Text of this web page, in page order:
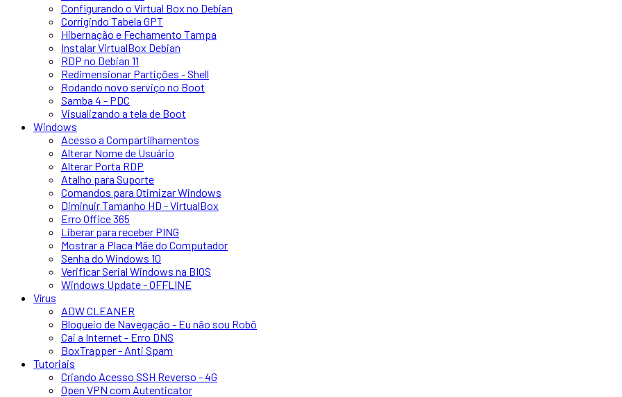
Configurando o Virtual Box no Debian
Corrigindo Tabela GPT
Hibernação e Fechamento Tampa
Instalar VirtualBox Debian
RDP no Debian 11
Redimensionar Partições - Shell
Rodando novo serviço no Boot
Samba 4 - PDC
Visualizando a tela de Boot
Windows
Acesso a Compartilhamentos
Alterar Nome de Usuário
Alterar Porta RDP
Atalho para Suporte
Comandos para Otimizar Windows
Diminuir Tamanho HD - VirtualBox
Erro Office 365
Liberar para receber PING
Mostrar a Placa Mãe do Computador
Senha do Windows 10
Verificar Serial Windows na BIOS
Windows Update - OFFLINE
Vírus
ADW CLEANER
Bloqueio de Navegação - Eu não sou Robô
Cai a Internet - Erro DNS
BoxTrapper - Anti Spam
Tutoriais
Criando Acesso SSH Reverso - 4G
Open VPN com Autenticator